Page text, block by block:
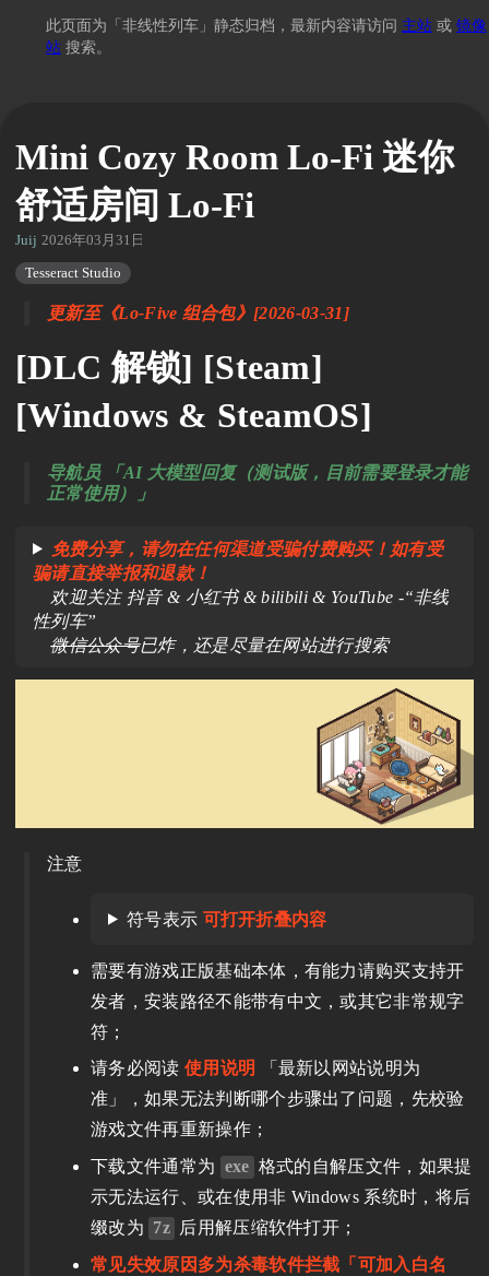
此页面为「非线性列车」静态归档，最新内容请访问 主站 或 镜像
站 搜索。
Mini Cozy Room Lo-Fi 迷你
舒适房间 Lo-Fi
Juij 2026年03月31日 01:26
Tesseract Studio
更新至《Lo-Five 组合包》[2026-03-31]
[DLC 解锁] [Steam]
[Windows & SteamOS]
导航员 「AI 大模型回复（测试版，目前需要登录才能
正常使用）」
免费分享，请勿在任何渠道受骗付费购买！如有受
骗请直接举报和退款！
欢迎关注 抖音 & 小红书 & bilibili & YouTube -“非线
性列车”
微信公众号已炸，还是尽量在网站进行搜索
注意
符号表示 可打开折叠内容
需要有游戏正版基础本体，有能力请购买支持开
发者，安装路径不能带有中文，或其它非常规字
符；
请务必阅读 使用说明
「最新以网站说明为
准」，如果无法判断哪个步骤出了问题，先校验
游戏文件再重新操作；
下载文件通常为 exe 格式的自解压文件，如果提
示无法运行、或在使用非 Windows 系统时，将后
缀改为 7z 后用解压缩软件打开；
常见失效原因多为杀毒软件拦截「可加入白名